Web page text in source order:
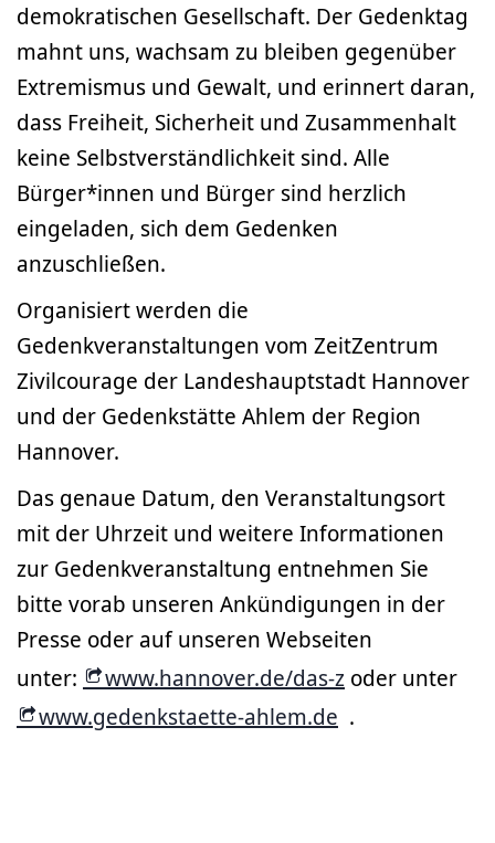
demokratischen Gesellschaft. Der Gedenktag
mahnt uns, wachsam zu bleiben gegenüber
Extremismus und Gewalt, und erinnert daran,
dass Freiheit, Sicherheit und Zusammenhalt
keine Selbstverständlichkeit sind. Alle
Bürger*innen und Bürger sind herzlich
eingeladen, sich dem Gedenken
anzuschließen.
Organisiert werden die
Gedenkveranstaltungen vom ZeitZentrum
Zivilcourage der Landeshauptstadt Hannover
und der Gedenkstätte Ahlem der Region
Hannover.
Das genaue Datum, den Veranstaltungsort
mit der Uhrzeit und weitere Informationen
zur Gedenkveranstaltung entnehmen Sie
bitte vorab unseren Ankündigungen in der
Presse oder auf unseren Webseiten
unter:
www.hannover.de/das-z oder unter
www.gedenkstaette-ahlem.de .